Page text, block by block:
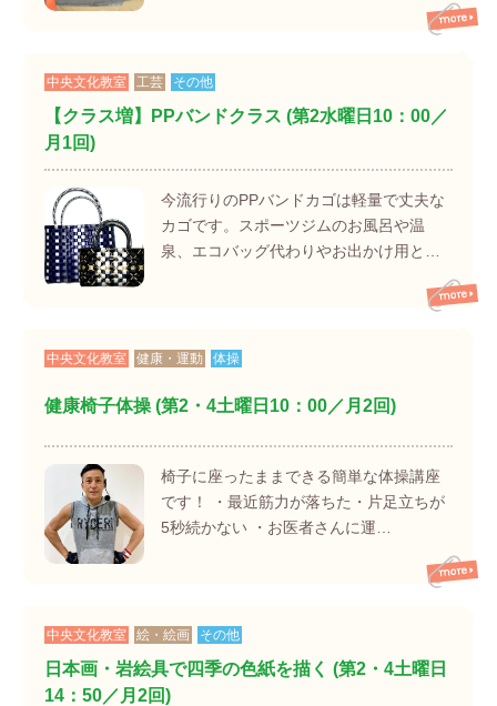
中央文化教室 工芸 その他
【クラス増】PPバンドクラス (第2水曜日10：00／
月1回)
今流行りのPPバンドカゴは軽量で丈夫な
カゴです。スポーツジムのお風呂や温
泉、エコバッグ代わりやお出かけ用と…
中央文化教室 健康・運動 体操
健康椅子体操 (第2・4土曜日10：00／月2回)
椅子に座ったままできる簡単な体操講座
です！ ・最近筋力が落ちた・片足立ちが
5秒続かない ・お医者さんに運…
中央文化教室 絵・絵画 その他
日本画・岩絵具で四季の色紙を描く (第2・4土曜日
14：50／月2回)